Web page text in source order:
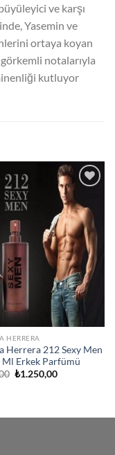
ve karşı
Yasemin ve
ortaya koyan
notalarıyla
kutluyor
Listeme
Ekle
HERRERA
Herrera 212 Sexy Men
Ml Erkek Parfümü
Orijinal
₺1.250,00Şu